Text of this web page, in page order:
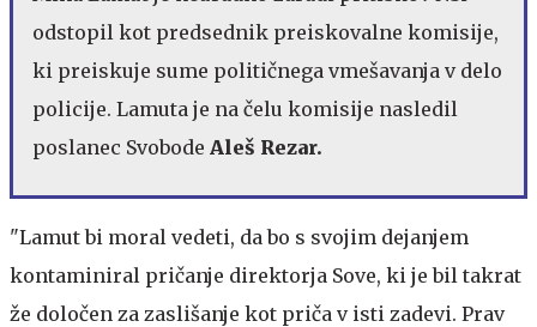
odstopil kot predsednik preiskovalne komisije,
ki preiskuje sume političnega vmešavanja v delo
policije. Lamuta je na čelu komisije nasledil
poslanec Svobode Aleš Rezar.
"Lamut bi moral vedeti, da bo s svojim dejanjem
kontaminiral pričanje direktorja Sove, ki je bil takrat
že določen za zaslišanje kot priča v isti zadevi. Prav